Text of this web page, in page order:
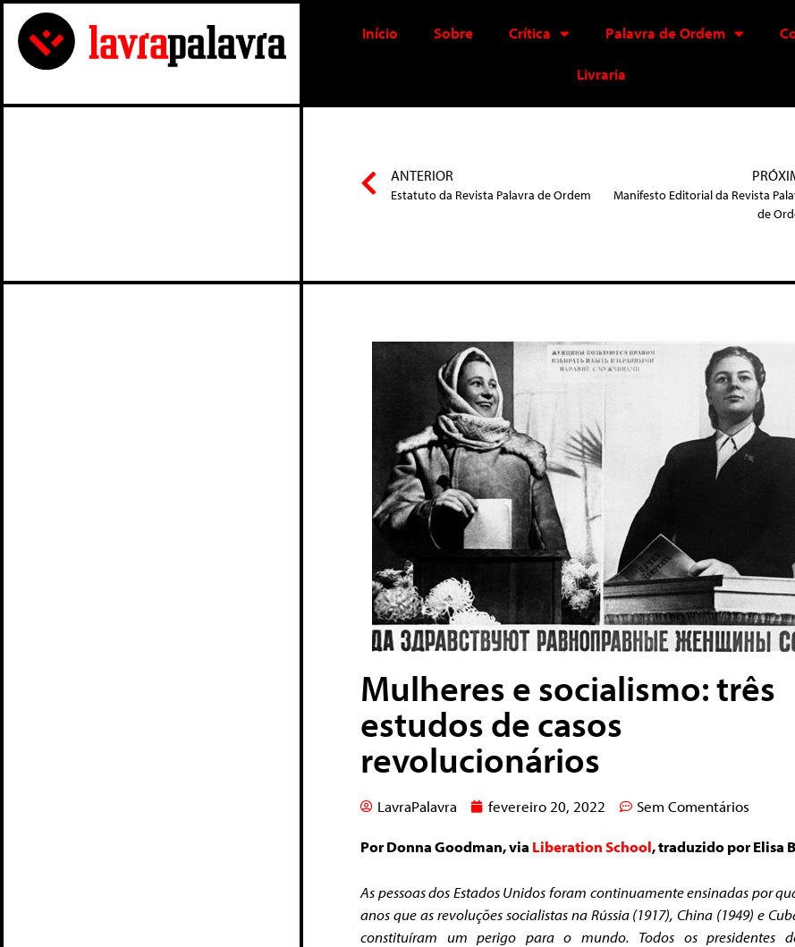
Início Sobre Crítica Palavra de Ordem
Livraria
ANTERIOR
Estatuto da Revista Palavra de Ordem
Manifesto Editorial da Revista
de
Mulheres e socialismo: três
estudos de casos
revolucionários
LavraPalavra fevereiro 20, 2022 Sem Comentários
Por Donna Goodman, via Liberation School, traduzido por Elisa
As pessoas dos Estados Unidos foram continuamente ensinadas por
anos que as revoluções socialistas na Rússia (1917), China (1949) e
constituíram um perigo para o mundo. Todos os presidentes